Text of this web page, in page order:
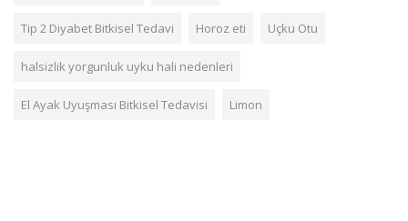
Tip 2 Diyabet Bitkisel Tedavi Horoz eti Uçku Otu
halsizlik yorgunluk uyku hali nedenleri
El Ayak Uyuşması Bitkisel Tedavisi Limon